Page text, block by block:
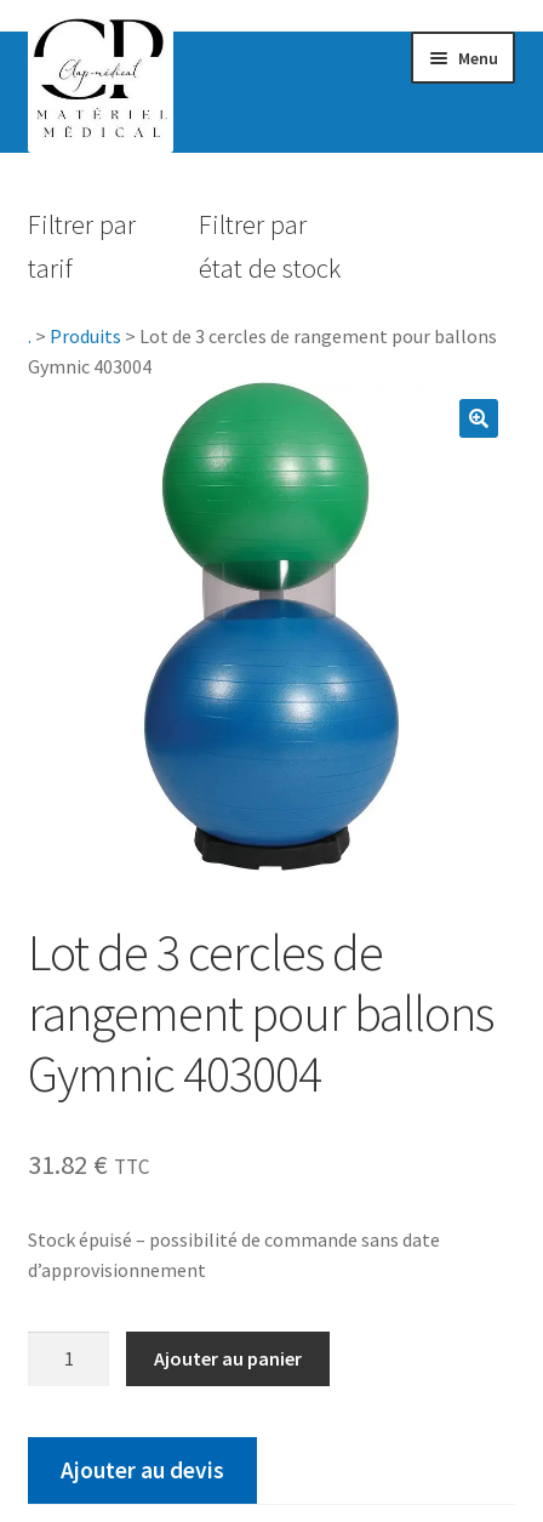
Menu
Hygiène
Accessoires Salle de bain
Vêtements & Chaussures
Filtrer par
tarif
Filtrer par
état de stock
. > Produits > Lot de 3 cercles de rangement pour ballons
Gymnic 403004
Lot de 3 cercles de
rangement pour ballons
Gymnic 403004
31.82 € TTC
Stock épuisé – possibilité de commande sans date
d’approvisionnement
Ajouter au panier
Ajouter au devis